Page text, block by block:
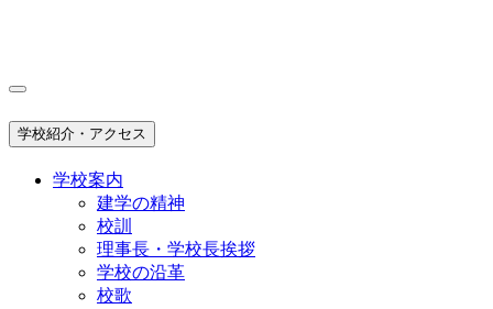
学校紹介・アクセス
学校案内
建学の精神
校訓
理事長・学校長挨拶
学校の沿革
校歌